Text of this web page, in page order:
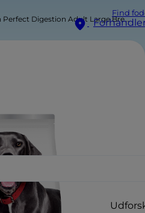
Find
Adult Large Breed Hundefoder Kylling & Brune Ris